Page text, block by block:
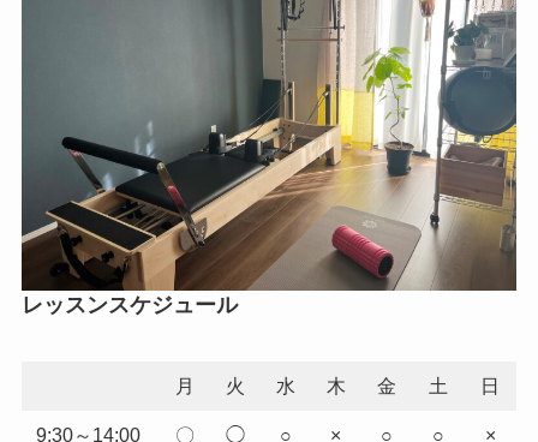
レッスンスケジュール
月 火 水 木 金 土 日
9:30～14:00 〇 ◯ ○ × ○ ○ ×